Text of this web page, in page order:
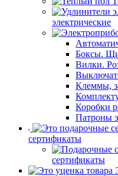
электрические
Боксы.
Вилки.
Клеммы,
Коробки
Патроны
сертификаты
сертификаты